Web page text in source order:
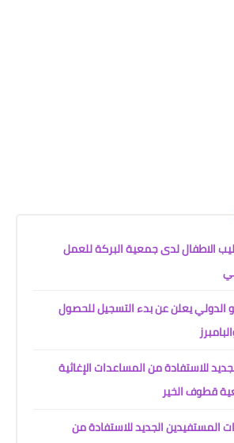
الاطفال لدى جمعية البركة للعمل
يعلن عن بدء التسجيل للحصول
للاستفادة من المساعدات الإغاثية
قطوف الخير
المستفيدين الجديد للاستفادة من